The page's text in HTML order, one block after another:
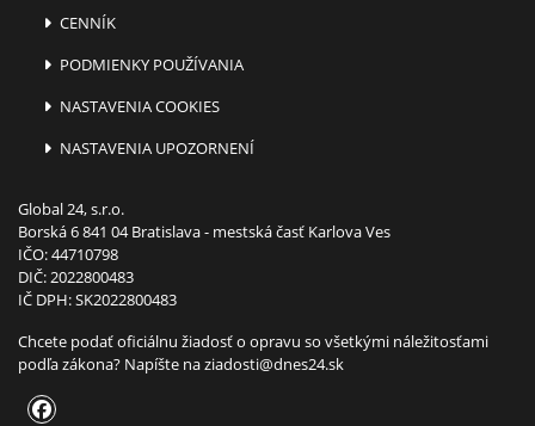
CENNÍK
PODMIENKY POUŽÍVANIA
NASTAVENIA COOKIES
NASTAVENIA UPOZORNENÍ
Global 24, s.r.o.
Borská 6 841 04 Bratislava - mestská časť Karlova Ves
IČO: 44710798
DIČ: 2022800483
IČ DPH: SK2022800483
Chcete podať oficiálnu žiadosť o opravu so všetkými náležitosťami
podľa zákona? Napíšte naziadosti@dnes24.sk